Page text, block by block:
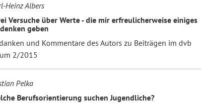
Heinz Albers
Versuche über Werte - die mir erfreulicherweise einiges
geben
und Kommentare des Autors zu Beiträgen im dvb
2/2015
Pelka
Berufsorientierung suchen Jugendliche?